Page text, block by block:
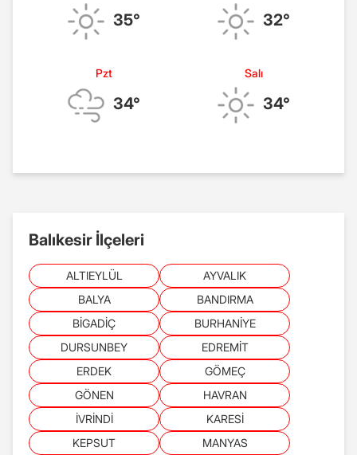
35° 32°
Pzt
34°
Salı
34°
Balıkesir İlçeleri
ALTIEYLÜL
AYVALIK
BALYA
BANDIRMA
BİGADİÇ
BURHANİYE
DURSUNBEY
EDREMİT
ERDEK
GÖMEÇ
GÖNEN
HAVRAN
İVRİNDİ
KARESİ
KEPSUT
MANYAS